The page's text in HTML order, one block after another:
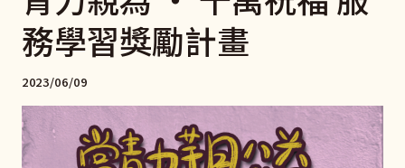
務學習獎勵計畫
2023/06/09